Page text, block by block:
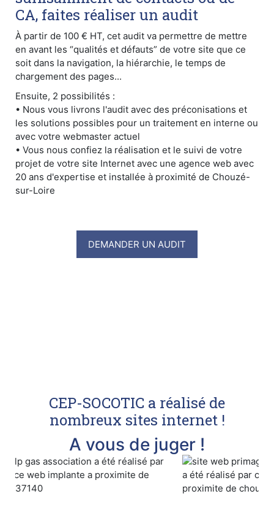
CA, faites réaliser un audit
À partir de 100 € HT, cet audit va permettre de mettre
en avant les “qualités et défauts” de votre site que ce
soit dans la navigation, la hiérarchie, le temps de
chargement des pages...
Ensuite, 2 possibilités :
• Nous vous livrons l'audit avec des préconisations et
les solutions possibles pour un traitement en interne ou
avec votre webmaster actuel
• Vous nous confiez la réalisation et le suivi de votre
projet de votre site Internet avec une agence web avec
20 ans d'expertise et installée à proximité de Chouzé-
sur-Loire
DEMANDER UN AUDIT
CEP-SOCOTIC a réalisé de
nombreux sites internet !
A vous de juger !